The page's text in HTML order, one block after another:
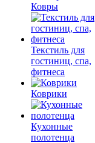
Ковры
Текстиль для
гостиниц, спа,
фитнеса
Коврики
Кухонные
полотенца